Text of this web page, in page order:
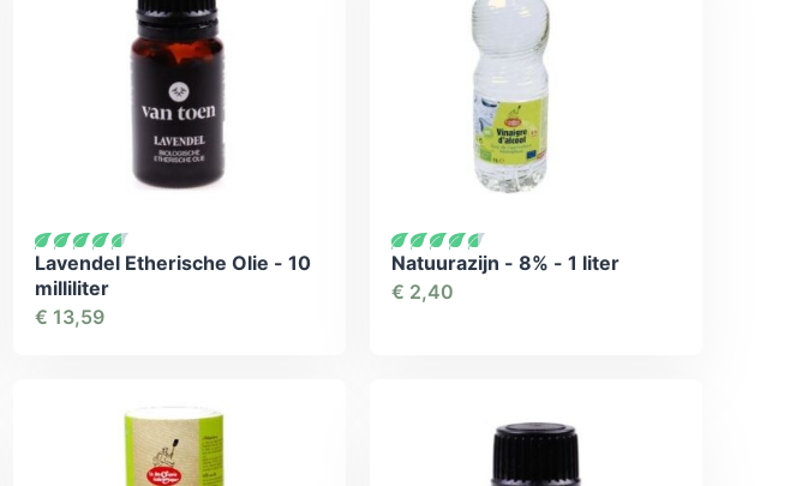
Lavendel Etherische Olie - 10
milliliter
€ 13,59
Natuurazijn - 8% - 1 liter
€ 2,40